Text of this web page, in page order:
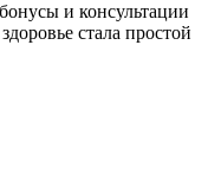
и консультации
стала простой